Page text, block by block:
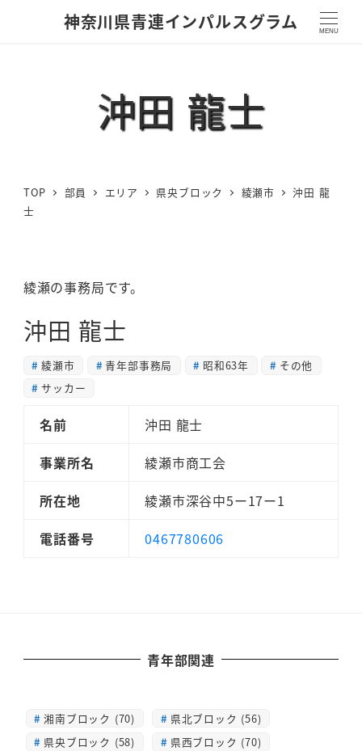
神奈川県青連インパルスグラム MENU
沖田 龍士
TOP 部員 エリア 県央ブロック 綾瀬市
沖田 龍
士
綾瀬の事務局です。
沖田 龍士
綾瀬市 青年部事務局 昭和63年
その他
サッカー
名前
沖田 龍士
事業所名
綾瀬市商工会
所在地
綾瀬市深谷中5ー17ー1
電話番号
0467780606
青年部関連
湘南ブロック (70)
県北ブロック (56)
県央ブロック (58)
県西ブロック (70)